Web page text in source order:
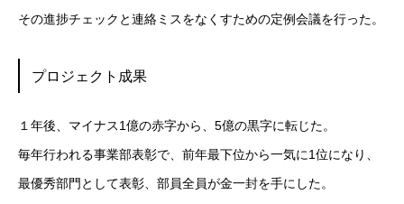
その進捗チェックと連絡ミスをなくすための定例会議を行った。
プロジェクト成果
１年後、マイナス1億の赤字から、5億の黒字に転じた。
毎年行われる事業部表彰で、前年最下位から一気に1位になり、
最優秀部門として表彰、部員全員が金一封を手にした。